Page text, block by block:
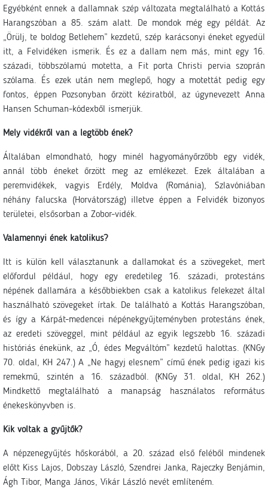
Egyébként ennek a dallamnak szép változata megtalálható a Kottás
Harangszóban a 85. szám alatt. De mondok még egy példát. Az
„Örülj, te boldog Betlehem” kezdetű, szép karácsonyi éneket egyedül
itt, a Felvidéken ismerik. És ez a dallam nem más, mint egy 16.
századi, többszólamú motetta, a Fit porta Christi pervia szoprán
szólama. És ezek után nem meglepő, hogy a motettát pedig egy
fontos, éppen Pozsonyban őrzött kéziratból, az úgynevezett Anna
Hansen Schuman-kódexből ismerjük.
Mely vidékről van a legtöbb ének?
Általában elmondható, hogy minél hagyományőrzőbb egy vidék,
annál több éneket őrzött meg az emlékezet. Ezek általában a
peremvidékek, vagyis Erdély, Moldva (Románia), Szlavóniában
néhány falucska (Horvátország) illetve éppen a Felvidék bizonyos
területei, elsősorban a Zobor-vidék.
Valamennyi ének katolikus?
Itt is külön kell választanunk a dallamokat és a szövegeket, mert
előfordul például, hogy egy eredetileg 16. századi, protestáns
népének dallamára a későbbiekben csak a katolikus felekezet által
használható szövegeket írtak. De található a Kottás Harangszóban,
és így a Kárpát-medencei népénekgyűjteményben protestáns ének,
az eredeti szöveggel, mint például az egyik legszebb 16. századi
históriás énekünk, az „Ó, édes Megváltóm” kezdetű halottas. (KNGy
70. oldal, KH 247.) A „Ne hagyj elesnem” című ének pedig igazi kis
remekmű, szintén a 16. századból. (KNGy 31. oldal, KH 262.)
Mindkettő megtalálható a manapság használatos református
énekeskönyvben is.
Kik voltak a gyűjtők?
A népzenegyűjtés hőskorából, a 20. század első feléből mindenek
előtt Kiss Lajos, Dobszay László, Szendrei Janka, Rajeczky Benjámin,
Ágh Tibor, Manga János, Vikár László nevét említeném.